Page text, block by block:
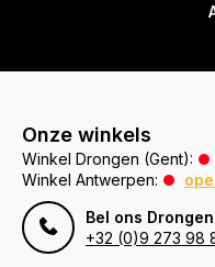
Onze winkels
Winkel Drongen (Gent):
Winkel Antwerpen:
Bel ons
+32 (0)9 273 98